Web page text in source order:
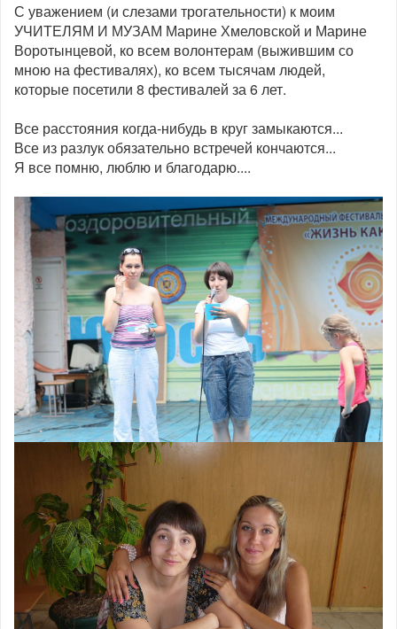
С уважением (и слезами трогательности) к моим
УЧИТЕЛЯМ И МУЗАМ Марине Хмеловской и Марине
Воротынцевой, ко всем волонтерам (выжившим со
мною на фестивалях), ко всем тысячам людей,
которые посетили 8 фестивалей за 6 лет.
Все расстояния когда-нибудь в круг замыкаются...
Все из разлук обязательно встречей кончаются...
Я все помню, люблю и благодарю....